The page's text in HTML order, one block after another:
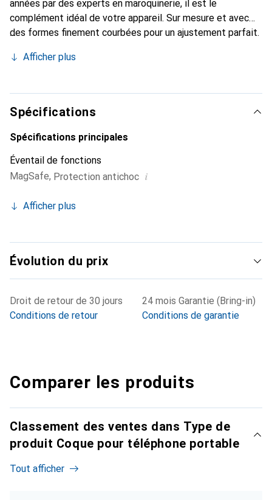
années par des experts en maroquinerie, il est le
complément idéal de votre appareil. Sur mesure et avec
des formes finement courbées pour un ajustement parfait.
smartphone. La marque Noreve est reconnue
constitue toujours un bon choix pour le client exigeant.
Afficher plus
Spécifications
Spécifications principales
Éventail de fonctions
MagSafe, Protection antichoc i
Afficher plus
Évolution du prix
Droit de retour de 30 jours
Conditions de retour
24 mois Garantie (Bring-in)
Conditions de garantie
Comparer les produits
Classement des ventes dans Type de
produit Coque pour téléphone portable
Tout afficher